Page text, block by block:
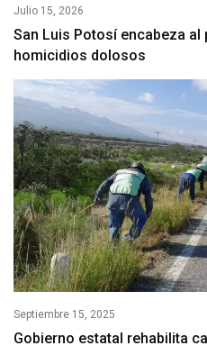
Julio 15, 2026
San Luis Potosí encabeza
homicidios dolosos
Septiembre 15, 2025
Gobierno estatal rehabilita